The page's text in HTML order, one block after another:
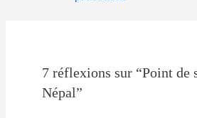
7 réflexions sur “Point de
Népal”